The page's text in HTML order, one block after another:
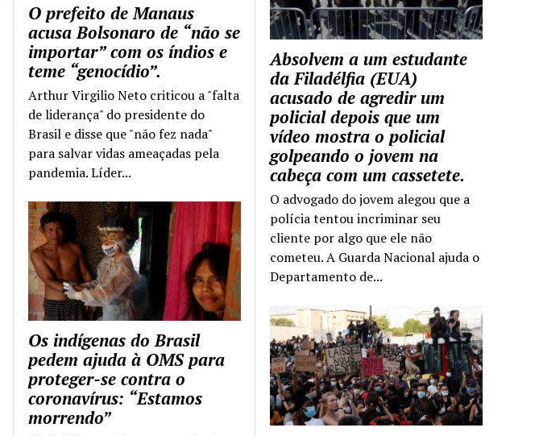
Absolvem a um estudante
da Filadélfia (EUA)
acusado de agredir um
policial depois que um
vídeo mostra o policial
golpeando o jovem na
cabeça com um cassetete.
O advogado do jovem alegou que a
polícia tentou incriminar seu
cliente por algo que ele não
cometeu. A Guarda Nacional ajuda o
Departamento de...
O prefeito de Manaus
acusa Bolsonaro de “não se
importar” com os índios e
teme “genocídio”.
Arthur Virgilio Neto criticou a "falta
de liderança" do presidente do
Brasil e disse que "não fez nada"
para salvar vidas ameaçadas pela
pandemia. Líder...
Os indígenas do Brasil
pedem ajuda à OMS para
proteger-se contra o
coronavírus: “Estamos
morrendo”